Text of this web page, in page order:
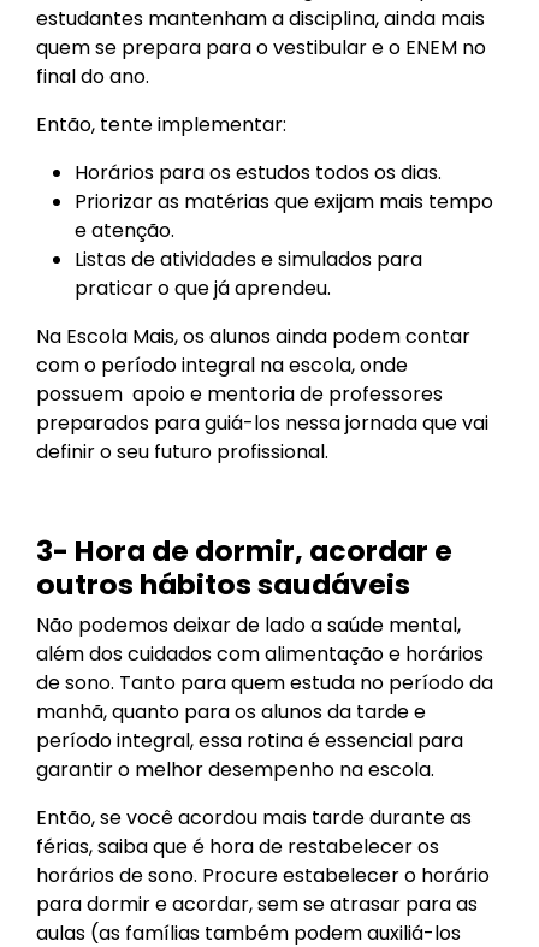
estudantes mantenham a disciplina, ainda mais
quem se prepara para o vestibular e o ENEM no
final do ano.
Então, tente implementar:
Horários para os estudos todos os dias.
Priorizar as matérias que exijam mais tempo
e atenção.
Listas de atividades e simulados para
praticar o que já aprendeu.
Na Escola Mais, os alunos ainda podem contar
com o período integral na escola, onde
possuem apoio e mentoria de professores
preparados para guiá-los nessa jornada que vai
definir o seu futuro profissional.
3- Hora de dormir, acordar e
outros hábitos saudáveis
Não podemos deixar de lado a saúde mental,
além dos cuidados com alimentação e horários
de sono. Tanto para quem estuda no período da
manhã, quanto para os alunos da tarde e
período integral, essa rotina é essencial para
garantir o melhor desempenho na escola.
Então, se você acordou mais tarde durante as
férias, saiba que é hora de restabelecer os
horários de sono. Procure estabelecer o horário
para dormir e acordar, sem se atrasar para as
aulas (as famílias também podem auxiliá-los